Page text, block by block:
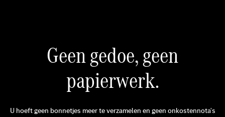
Geen gedoe, geen
papierwerk.
U hoeft geen bonnetjes meer te verzamelen en geen onkostennota's